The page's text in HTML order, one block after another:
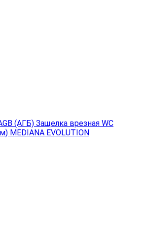
(АГБ) Защелка врезная WC
MEDIANA EVOLUTION